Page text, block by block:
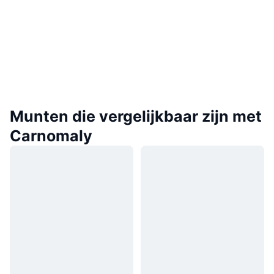
Munten die vergelijkbaar zijn met
Carnomaly